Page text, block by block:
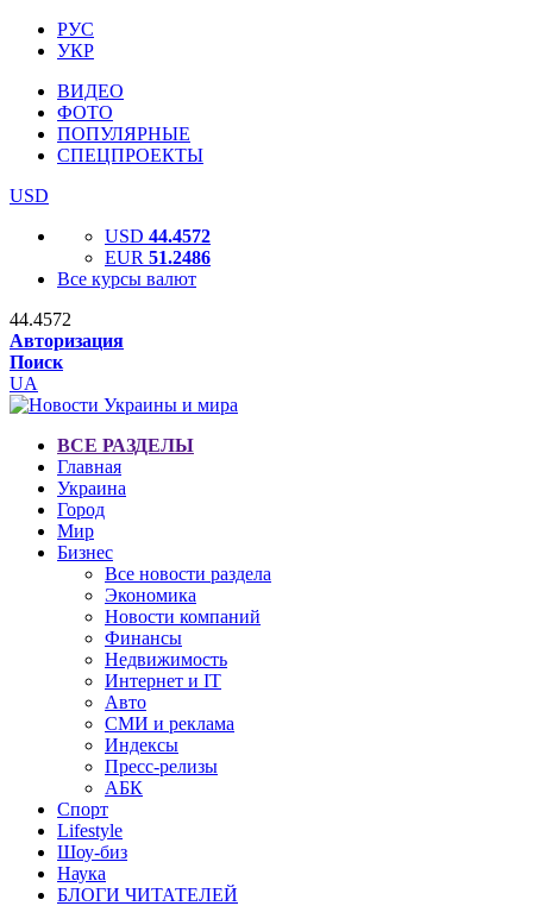
РУС
УКР
ВИДЕО
ФОТО
ПОПУЛЯРНЫЕ
СПЕЦПРОЕКТЫ
USD
USD 44.4572
EUR 51.2486
Все курсы валют
44.4572
Авторизация
Поиск
UA
ВСЕ РАЗДЕЛЫ
Главная
Украина
Город
Мир
Бизнес
Все новости раздела
Экономика
Новости компаний
Финансы
Недвижимость
Интернет и IT
Авто
СМИ и реклама
Индексы
Пресс-релизы
АБК
Спорт
Lifestyle
Шоу-биз
Наука
БЛОГИ ЧИТАТЕЛЕЙ